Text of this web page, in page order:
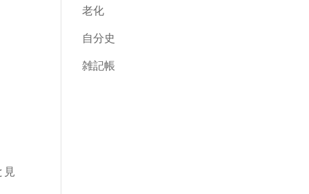
見
老化
自分史
雑記帳